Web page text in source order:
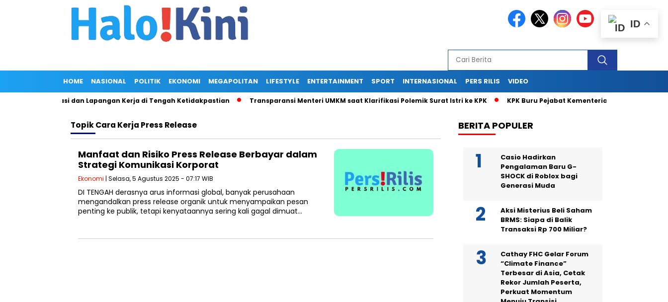
HOME NASIONAL POLITIK EKONOMI MEGAPOLITAN LIFESTYLE ENTERTAINMENT SPORT INTERNASIONAL PERS RILIS VIDEO
Hilirisasi dan Lapangan Kerja di Tengah Ketidakpastian Transparansi Menteri UMKM saat Klarifikasi Polemik Surat Istri ke KPK KPK Buru Pejabat Kementerian UMKM di Balik
TopikCara Kerja Press Release
Manfaat dan Risiko Press Release Berbayar dalam
Strategi Komunikasi Korporat
Ekonomi | Selasa, 5 Agustus 2025 - 07:17 WIB
DI TENGAH derasnya arus informasi global, banyak perusahaan
mengandalkan press release organik untuk menyampaikan pesan
penting ke publik, tetapi kenyataannya sering kali gagal dimuat…
BERITA POPULER
Casio Hadirkan
Pengalaman Baru G-
SHOCK di Roblox bagi
Generasi Muda
Aksi Misterius Beli Saham
BRMS: Siapa di Balik
Transaksi Rp 700 Miliar?
Cathay FHC Gelar Forum
“Climate Finance”
Terbesar di Asia, Cetak
Rekor Jumlah Peserta,
Perkuat Momentum
ID